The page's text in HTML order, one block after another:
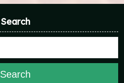
Search
Search